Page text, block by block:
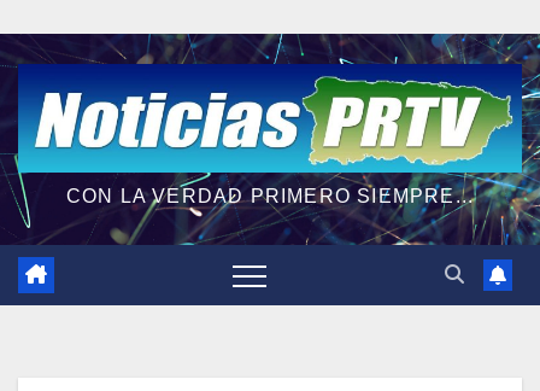
CON LA VERDAD PRIMERO SIEMPRE...